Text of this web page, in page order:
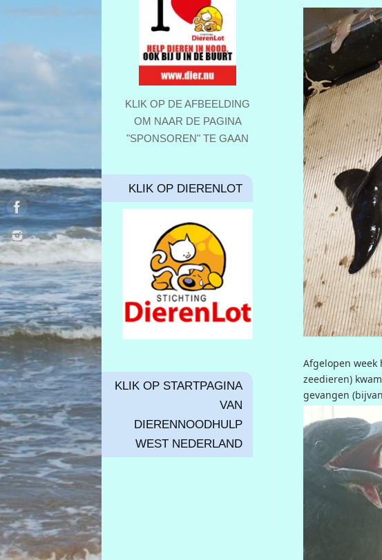
Afgelopen week
zeedieren)
gevangen
KLIK OP DE AFBEELDING
OM NAAR DE PAGINA
"SPONSOREN" TE GAAN
KLIK OP DIERENLOT
KLIK OP STARTPAGINA
VAN
DIERENNOODHULP
WEST NEDERLAND